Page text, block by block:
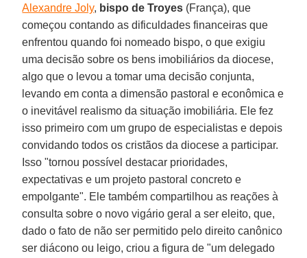
Alexandre Joly, bispo de Troyes (França), que
começou contando as dificuldades financeiras que
enfrentou quando foi nomeado bispo, o que exigiu
uma decisão sobre os bens imobiliários da diocese,
algo que o levou a tomar uma decisão conjunta,
levando em conta a dimensão pastoral e econômica e
o inevitável realismo da situação imobiliária. Ele fez
isso primeiro com um grupo de especialistas e depois
convidando todos os cristãos da diocese a participar.
Isso "tornou possível destacar prioridades,
expectativas e um projeto pastoral concreto e
empolgante". Ele também compartilhou as reações à
consulta sobre o novo vigário geral a ser eleito, que,
dado o fato de não ser permitido pelo direito canônico
ser diácono ou leigo, criou a figura de "um delegado